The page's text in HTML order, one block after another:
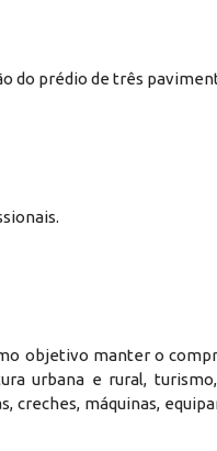
do prédio de três
objetivo manter o
urbana e rural,
creches, máquinas,